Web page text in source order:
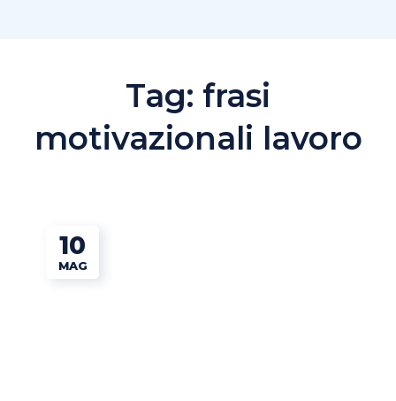
Tag: frasi
motivazionali lavoro
10
MAG